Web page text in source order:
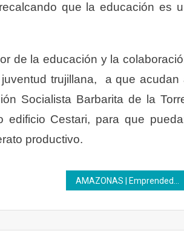
que la educación es
de la educación y la
trujillana, a que acudan
Socialista Barbarita de la
Cestari, para que
productivo.